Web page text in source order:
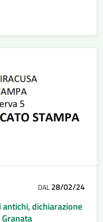
DAL28/02/24
antichi, dichiarazione